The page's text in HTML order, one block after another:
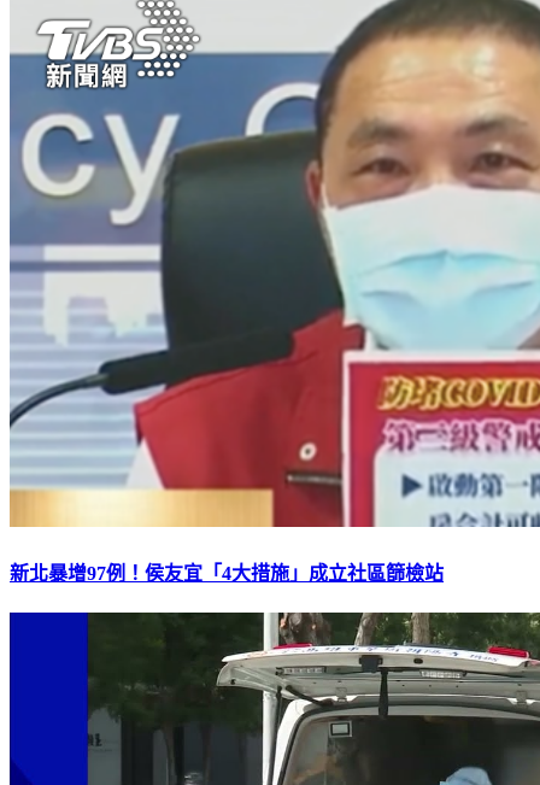
新北暴增97例！侯友宜「4大措施」成立社區篩檢站